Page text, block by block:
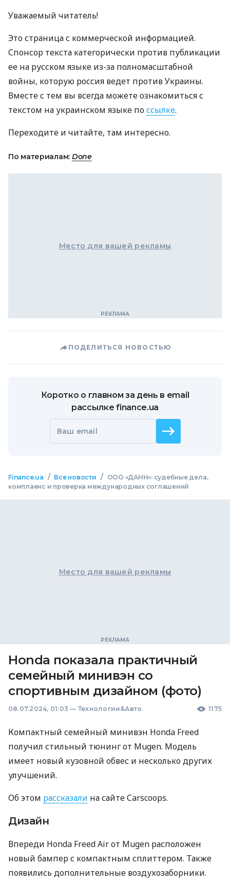
Уважаемый читатель!
Это страница с коммерческой информацией.
Спонсор текста категорически против публикации
ее на русском языке из-за полномасштабной
войны, которую россия ведет против Украины.
Вместе с тем вы всегда можете ознакомиться с
текстом на украинском языке поссылке.
Переходите и читайте, там интересно.
По материалам: Done
Место для вашей рекламы
ПОДЕЛИТЬСЯ НОВОСТЬЮ
Коротко о главном за день в email
рассылке finance.ua
Ваш email
Finance.ua / Все новости /
ООО «ДАНН»: судебные дела,
комплаенс и проверка международных соглашений
Место для вашей рекламы
Honda показала практичный
семейный минивэн со
спортивным дизайном (фото)
08.07.2024, 01:03 — Технологии&Авто 1175
Компактный семейный минивэн Honda Freed
получил стильный тюнинг от Mugen. Модель
имеет новый кузовной обвес и несколько других
улучшений.
Об этом рассказали на сайте Carscoops.
Дизайн
Впереди Honda Freed Air от Mugen расположен
новый бампер с компактным сплиттером. Также
появились дополнительные воздухозаборники.